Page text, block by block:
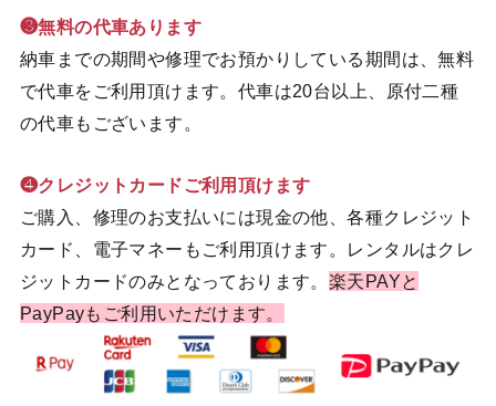
❸無料の代車あります
納車までの期間や修理でお預かりしている期間は、無料
で代車をご利用頂けます。代車は20台以上、原付二種
の代車もございます。
❹クレジットカードご利用頂けます
ご購入、修理のお支払いには現金の他、各種クレジット
カード、電子マネーもご利用頂けます。レンタルはクレ
ジットカードのみとなっております。 楽天PAYと
PayPayもご利用いただけます。